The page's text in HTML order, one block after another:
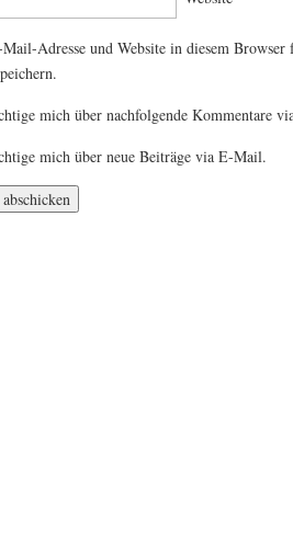
Adresse und Website in diesem Browser
mich über nachfolgende Kommentare
mich über neue Beiträge via E-Mail.